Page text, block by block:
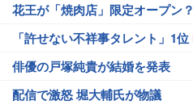
花王が「焼肉店」限定オープン？
「許せない不祥事タレント」1位
俳優の戸塚純貴が結婚を発表
配信で激怒 堀大輔氏が物議